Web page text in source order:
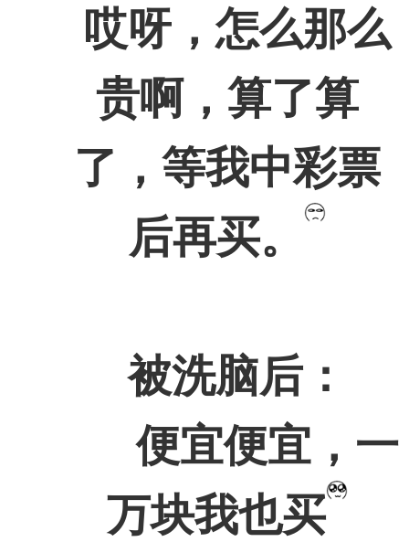
哎呀，怎么那么
贵啊，算了算
了，等我中彩票
后再买。
被洗脑后：
便宜便宜，一
万块我也买